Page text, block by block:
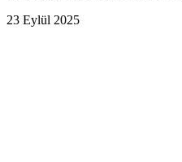
23 Eylül 2025